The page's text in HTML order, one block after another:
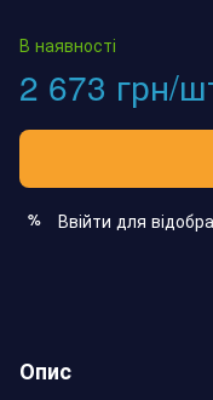
В наявності
2 673 грн/
% Ввійти для
Опис